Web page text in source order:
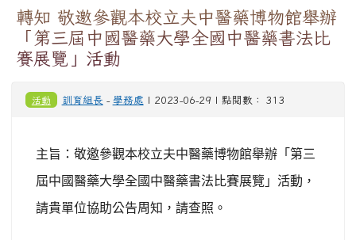
轉知 敬邀參觀本校立夫中醫藥博物館舉辦
「第三屆中國醫藥大學全國中醫藥書法比
賽展覽」活動
活動 訓育組長 - 學務處 | 2023-06-29 | 點閱數： 313
主旨：敬邀參觀本校立夫中醫藥博物館舉辦「第三
屆中國醫藥大學全國中醫藥書法比賽展覽」活動，
請貴單位協助公告周知，請查照。